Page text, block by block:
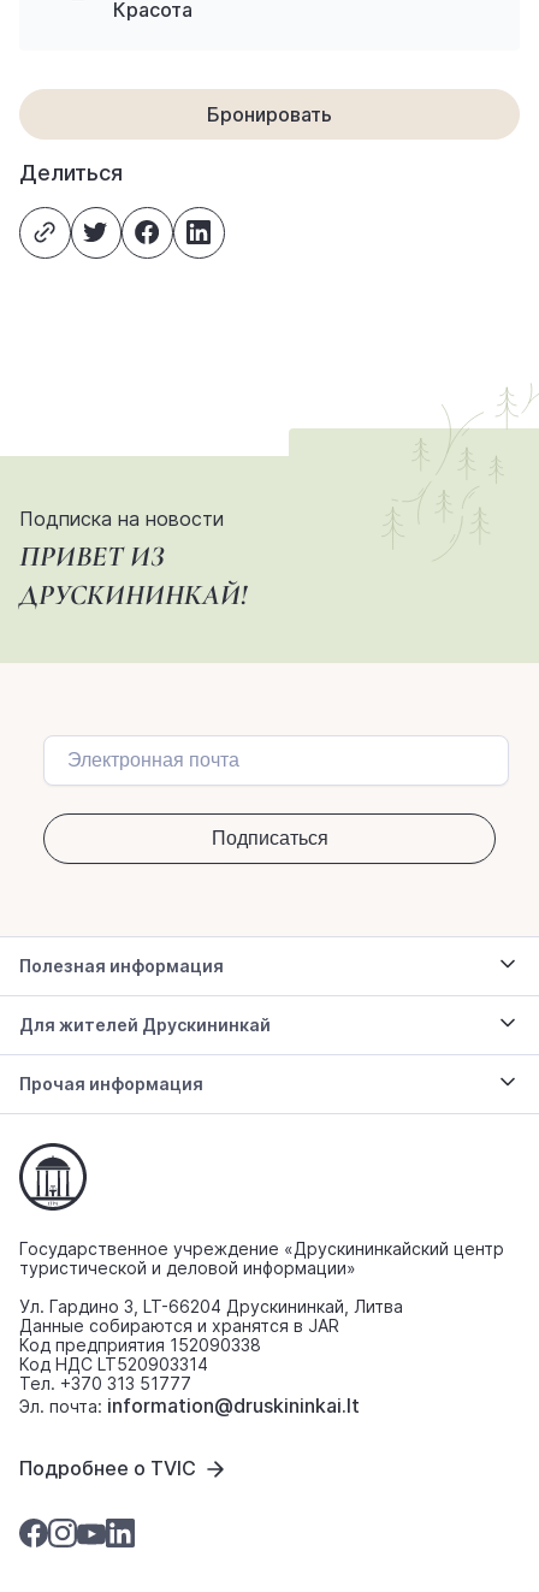
Красота
Бронировать
Делиться
Подписка на новости
ПРИВЕТ ИЗ
ДРУСКИНИНКАЙ!
Полезная информация
Для жителей Друскининкай
Прочая информация
Государственное учреждение «Друскининкайский центр
туристической и деловой информации»
Ул. Гардино 3, LT-66204 Друскининкай, Литва
Данные собираются и хранятся в JAR
Код предприятия 152090338
Код НДС LT520903314
Тел. +370 313 51777
Эл. почта: information@druskininkai.lt
Подробнее о TVIC